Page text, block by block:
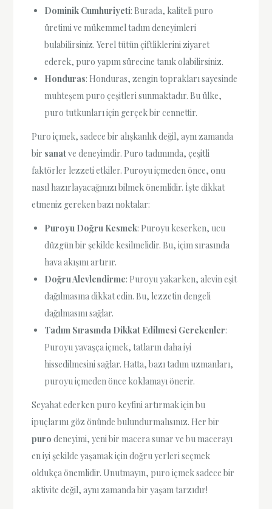
Dominik Cumhuriyeti: Burada, kaliteli puro
üretimi ve mükemmel tadım deneyimleri
bulabilirsiniz. Yerel tütün çiftliklerini ziyaret
ederek, puro yapım sürecine tanık olabilirsiniz.
Honduras: Honduras, zengin toprakları sayesinde
muhteşem puro çeşitleri sunmaktadır. Bu ülke,
puro tutkunları için gerçek bir cennettir.
Puro içmek, sadece bir alışkanlık değil, aynı zamanda
bir sanatve deneyimdir. Puro tadımında, çeşitli
faktörler lezzeti etkiler. Puroyu içmeden önce, onu
nasıl hazırlayacağınızı bilmek önemlidir. İşte dikkat
etmeniz gereken bazı noktalar:
Puroyu Doğru Kesmek: Puroyu keserken, ucu
düzgün bir şekilde kesilmelidir. Bu, içim sırasında
hava akışını artırır.
Doğru Alevlendirme: Puroyu yakarken, alevin eşit
dağılmasına dikkat edin. Bu, lezzetin dengeli
dağılmasını sağlar.
Tadım Sırasında Dikkat Edilmesi Gerekenler:
Puroyu yavaşça içmek, tatların daha iyi
hissedilmesini sağlar. Hatta, bazı tadım uzmanları,
puroyu içmeden önce koklamayı önerir.
Seyahat ederken puro keyfini artırmak için bu
ipuçlarını göz önünde bulundurmalısınız. Her bir
puro deneyimi, yeni bir macera sunar ve bu macerayı
en iyi şekilde yaşamak için doğru yerleri seçmek
oldukça önemlidir. Unutmayın, puro içmek sadece bir
aktivite değil, aynı zamanda bir yaşam tarzıdır!